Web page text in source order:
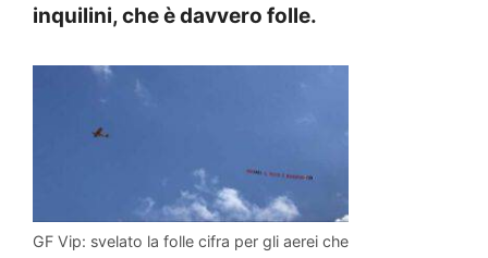
inquilini, che è davvero folle.
GF Vip: svelato la folle cifra per gli aerei che